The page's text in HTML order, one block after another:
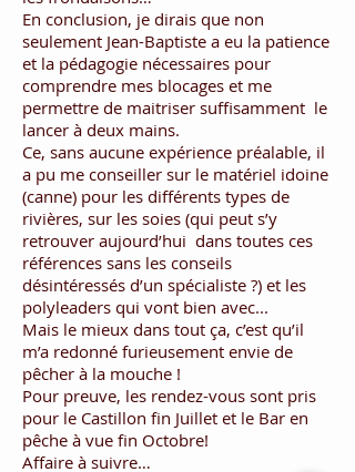
En conclusion, je dirais que non
seulement Jean-Baptiste a eu la patience
et la pédagogie nécessaires pour
comprendre mes blocages et me
permettre de maitriser suffisamment le
lancer à deux mains.
Ce, sans aucune expérience préalable, il
a pu me conseiller sur le matériel idoine
(canne) pour les différents types de
rivières, sur les soies (qui peut s’y
retrouver aujourd’hui dans toutes ces
références sans les conseils
désintéressés d’un spécialiste ?) et les
polyleaders qui vont bien avec...
Mais le mieux dans tout ça, c’est qu’il
m’a redonné furieusement envie de
pêcher à la mouche !
Pour preuve, les rendez-vous sont pris
pour le Castillon fin Juillet et le Bar en
pêche à vue fin Octobre!
Affaire à suivre…